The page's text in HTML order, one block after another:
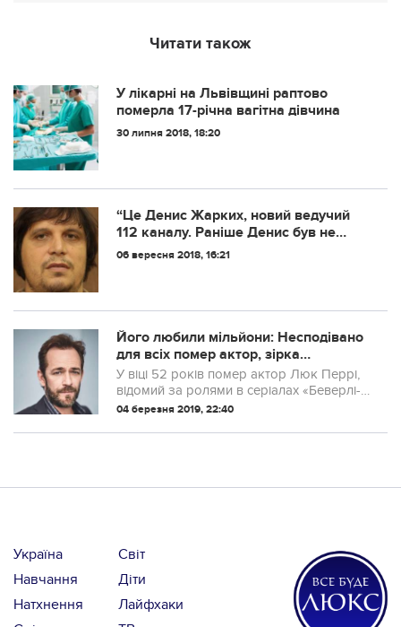
Читати також
У лікарні на Львівщині раптово
пoмерла 17-річна вагітна дівчина
30 липня 2018, 18:20
“Це Денис Жарких, новий ведучий
112 каналу. Раніше Денис був не
стрижений і одягнений як попало, а
06 вересня 2018, 16:21
Його любили мільйони: Несподівано
для всіх помер актор, зірка
культового серіалу “Беверлі-Хіллз”
У віці 52 років помер актор Люк Перрі,
відомий за ролями в серіалах «Беверлі-
Хіллз, 90210» і «Рівердейл».
04 березня 2019, 22:40
Україна
Світ
Навчання
Діти
Натхнення
Лайфхаки